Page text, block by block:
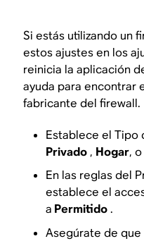
Si estás utilizando un
estos ajustes en los
reinicia la aplicación
ayuda para encontrar
fabricante del firewall.
Establece el Tipo
Privado , Hogar, o
En las reglas del
establece el
a Permitido.
Asegúrate de